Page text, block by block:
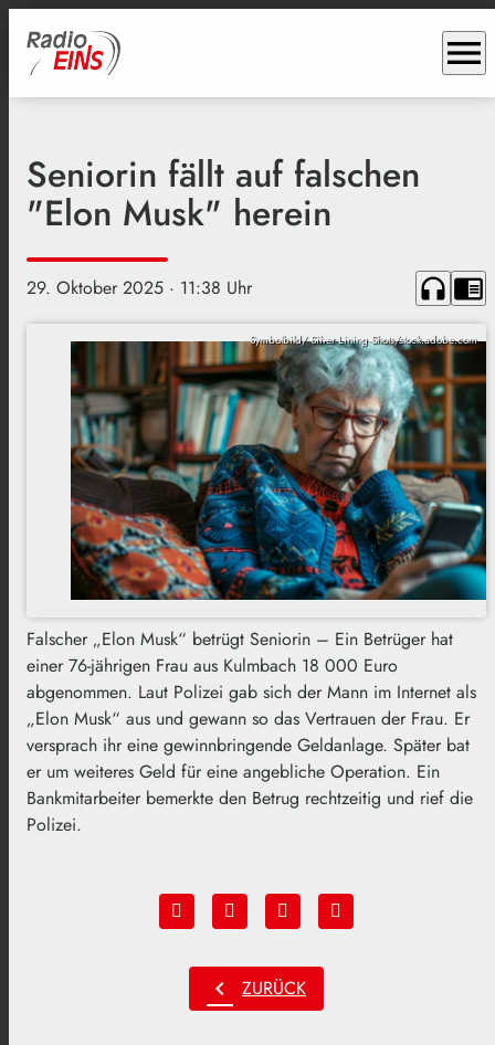
menu
Seniorin fällt auf falschen
"Elon Musk" herein
29. Oktober 2025 · 11:38 Uhr headphones chrome_reader_mode
Symbolbild/ Silver Lining Shots/stock.adobe.com
Falscher „Elon Musk“ betrügt Seniorin – Ein Betrüger hat
einer 76-jährigen Frau aus Kulmbach 18 000 Euro
abgenommen. Laut Polizei gab sich der Mann im Internet als
„Elon Musk“ aus und gewann so das Vertrauen der Frau. Er
versprach ihr eine gewinnbringende Geldanlage. Später bat
er um weiteres Geld für eine angebliche Operation. Ein
Bankmitarbeiter bemerkte den Betrug rechtzeitig und rief die
Polizei.
chevron_left ZURÜCK